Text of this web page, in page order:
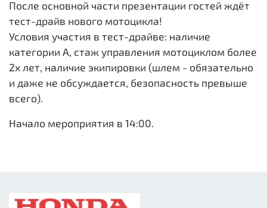
После основной части презентации гостей ждёт
тест-драйв нового мотоцикла!
Условия участия в тест-драйве: наличие
категории А, стаж управления мотоциклом более
2х лет, наличие экипировки (шлем - обязательно
и даже не обсуждается, безопасность превыше
всего).
Начало мероприятия в 14:00.